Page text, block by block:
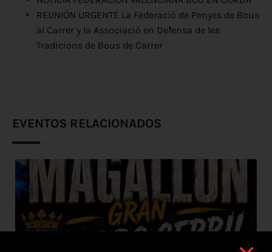
REUNIÓN URGENTE La Federació de Penyes de Bous
al Carrer y la Associació en Defensa de les
Tradicions de Bous de Carrer
EVENTOS RELACIONADOS